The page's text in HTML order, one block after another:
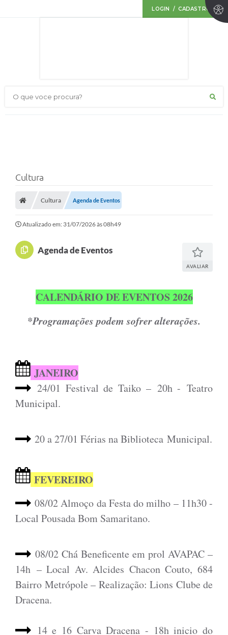
LOGIN / CADASTRO
O que voce procura?
Cultura
Cultura Agenda de Eventos
Atualizado em: 31/07/2026 às 08h49
Agenda de Eventos
AVALIAR
CALENDÁRIO DE EVENTOS 2026
*Programações podem sofrer alterações.
JANEIRO
24/01 Festival de Taiko – 20h - Teatro
Municipal.
20 a 27/01 Férias na Biblioteca Municipal.
FEVEREIRO
08/02 Almoço da Festa do milho – 11h30 -
Local Pousada Bom Samaritano.
08/02 Chá Beneficente em prol AVAPAC –
14h – Local Av. Alcides Chacon Couto, 684
Bairro Metrópole – Realização: Lions Clube de
Dracena.
14 e 16 Carva Dracena - 18h inicio do